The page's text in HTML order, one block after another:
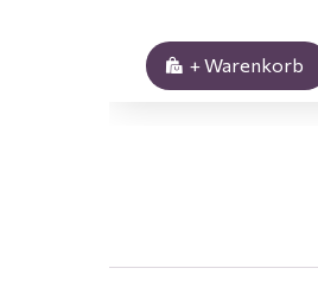
+ Warenkorb